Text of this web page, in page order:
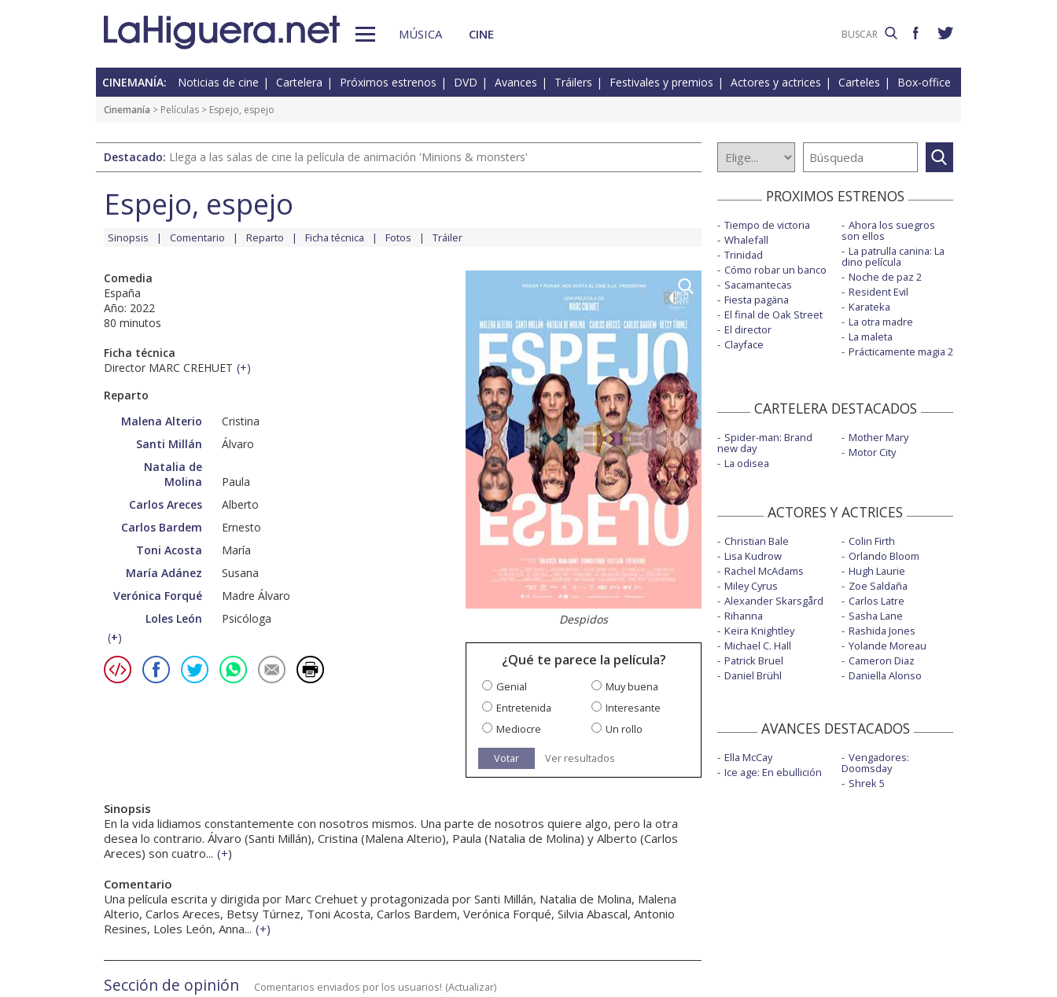
MÚSICA CINE
CINEMANÍA: Noticias de cine Cartelera Próximos estrenos DVD Avances Tráilers Festivales y premios Actores y actrices Carteles Box-office
Cinemanía > Películas > Espejo, espejo
Destacado: Llega a las salas de cine la película de animación 'Minions & monsters'
Espejo, espejo
Sinopsis Comentario Reparto Ficha técnica Fotos Tráiler
Comedia
España
Año: 2022
80 minutos
Ficha técnica
Director MARC CREHUET (+)
Reparto
Malena Alterio
Cristina
Santi Millán
Álvaro
Natalia de
Molina
Paula
Carlos Areces
Alberto
Carlos Bardem
Ernesto
Toni Acosta
María
María Adánez
Susana
Verónica Forqué
Madre Álvaro
Loles León
Psicóloga
(+)
Despidos
¿Qué te parece la película?
Genial
Muy buena
Entretenida
Interesante
Mediocre
Un rollo
Votar Ver resultados
Sinopsis
En la vida lidiamos constantemente con nosotros mismos. Una parte de nosotros quiere algo, pero la otra
desea lo contrario. Álvaro (Santi Millán), Cristina (Malena Alterio), Paula (Natalia de Molina) y Alberto (Carlos
Areces) son cuatro... (+)
Comentario
Una película escrita y dirigida por Marc Crehuet y protagonizada por Santi Millán, Natalia de Molina, Malena
Alterio, Carlos Areces, Betsy Túrnez, Toni Acosta, Carlos Bardem, Verónica Forqué, Silvia Abascal, Antonio
Resines, Loles León, Anna... (+)
Sección de opinión Comentarios enviados por los usuarios! (Actualizar)
PROXIMOS ESTRENOS
Tiempo de victoria
Whalefall
Trinidad
Cómo robar un banco
Sacamantecas
Fiesta pagäna
El final de Oak Street
El director
Clayface
Ahora los suegros
son ellos
La patrulla canina: La
dino película
Noche de paz 2
Resident Evil
Karateka
La otra madre
La maleta
Prácticamente magia 2
CARTELERA DESTACADOS
Spider-man: Brand
new day
La odisea
Mother Mary
Motor City
ACTORES Y ACTRICES
Christian Bale
Lisa Kudrow
Rachel McAdams
Miley Cyrus
Alexander Skarsgård
Rihanna
Keira Knightley
Michael C. Hall
Patrick Bruel
Daniel Brühl
Colin Firth
Orlando Bloom
Hugh Laurie
Zoe Saldaña
Carlos Latre
Sasha Lane
Rashida Jones
Yolande Moreau
Cameron Diaz
Daniella Alonso
AVANCES DESTACADOS
Ella McCay
Ice age: En ebullición
Vengadores:
Doomsday
Shrek 5